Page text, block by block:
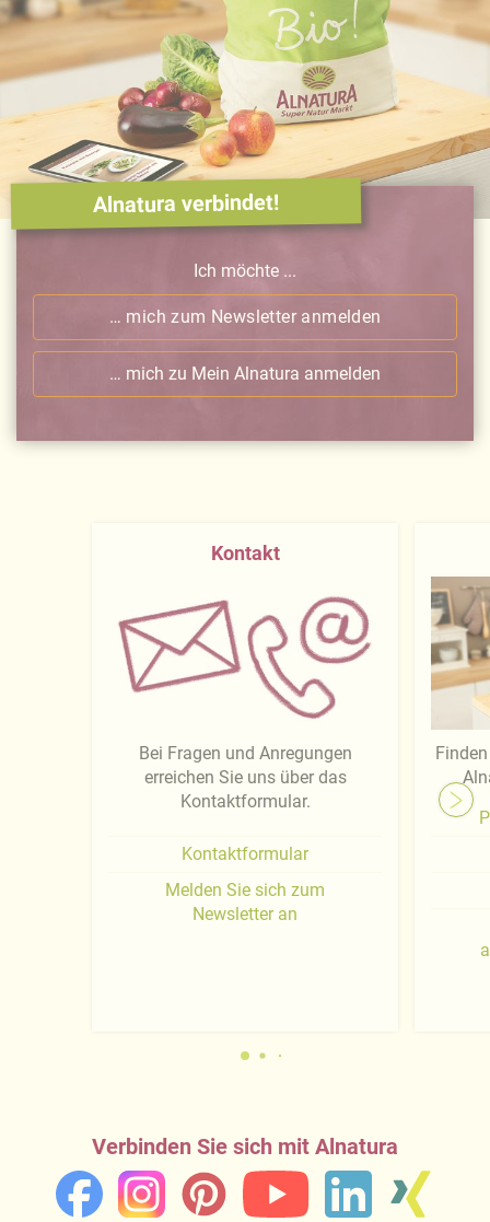
Alnatura verbindet!
Ich möchte ...
… mich zum Newsletter anmelden
… mich zu Mein Alnatura anmelden
Kontakt
Bei Fragen und Anregungen
erreichen Sie uns über das
Kontaktformular.
Kontaktformular
Melden Sie sich zum
Newsletter an
Verbinden Sie sich mit Alnatura